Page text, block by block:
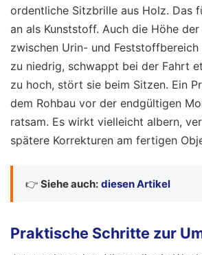
ordentliche Sitzbrille aus Holz. Das
an als Kunststoff. Auch die Höhe der
zwischen Urin- und
zu niedrig, schwappt bei der Fahrt
zu hoch, stört sie beim Sitzen. Ein
dem Rohbau vor der endgültigen
ratsam. Es wirkt vielleicht albern,
spätere Korrekturen am fertigen
👉 Siehe auch: diesen Artikel
Praktische Schritte zur